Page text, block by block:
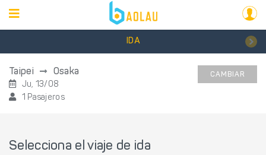
IDA
Taipei Osaka
Ju, 13/08
1 Pasajeros
CAMBIAR
Selecciona el viaje de ida